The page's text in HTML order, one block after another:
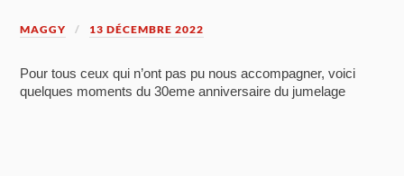
MAGGY 13 DÉCEMBRE 2022
Pour tous ceux qui n’ont pas pu nous accompagner, voici
quelques moments du 30eme anniversaire du jumelage